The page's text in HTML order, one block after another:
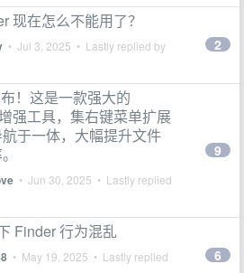
现在怎么不能用了？
• Jul 3, 2025 • Lastly replied by 2
！这是一款强大的
强工具，集右键菜单扩展
于一体，大幅提升文件
• Jun 30, 2025 • Lastly replied
9
Finder 行为混乱
• May 19, 2025 • Lastly replied
6